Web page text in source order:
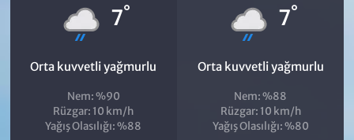
7°
Orta kuvvetli yağmurlu
Nem: %90
Rüzgar: 10 km/h
Yağış Olasılığı: %88
7°
Orta kuvvetli yağmurlu
Nem: %88
Rüzgar: 10 km/h
Yağış Olasılığı: %80